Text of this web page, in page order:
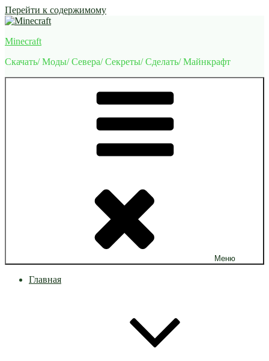
Перейти к содержимому
Minecraft
Скачать/ Моды/ Севера/ Секреты/ Сделать/ Майнкрафт
Меню
Главная